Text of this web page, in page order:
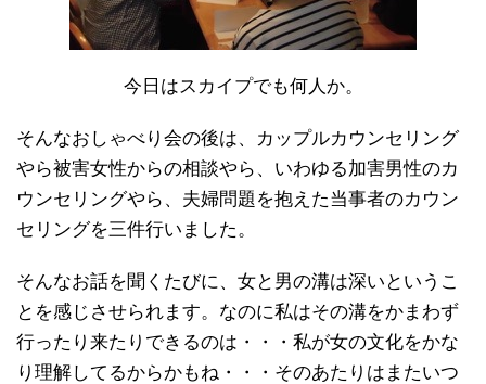
今日はスカイプでも何人か。
そんなおしゃべり会の後は、カップルカウンセリング
やら被害女性からの相談やら、いわゆる加害男性のカ
ウンセリングやら、夫婦問題を抱えた当事者のカウン
セリングを三件行いました。
そんなお話を聞くたびに、女と男の溝は深いというこ
とを感じさせられます。なのに私はその溝をかまわず
行ったり来たりできるのは・・・私が女の文化をかな
り理解してるからかもね・・・そのあたりはまたいつ